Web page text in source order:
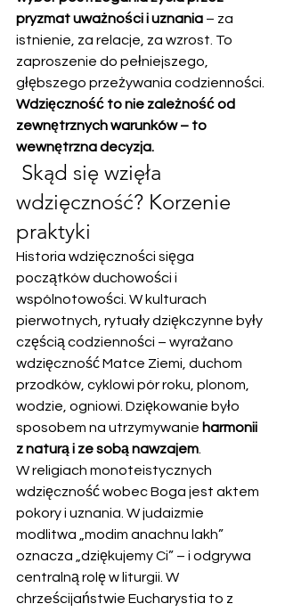
pryzmat uważności i uznania – za
istnienie, za relacje, za wzrost. To
zaproszenie do pełniejszego,
głębszego przeżywania codzienności.
Wdzięczność to nie zależność od
zewnętrznych warunków – to
wewnętrzna decyzja.
wdzięczność? Korzenie
praktyki
Historia wdzięczności sięga
początków duchowości i
wspólnotowości. W kulturach
pierwotnych, rytuały dziękczynne były
częścią codzienności – wyrażano
wdzięczność Matce Ziemi, duchom
przodków, cyklowi pór roku, plonom,
wodzie, ogniowi. Dziękowanie było
sposobem na utrzymywanie harmonii
z naturą i ze sobą nawzajem
W religiach monoteistycznych
wdzięczność wobec Boga jest aktem
pokory i uznania. W judaizmie
modlitwa „modim anachnu lakh”
oznacza „dziękujemy Ci” – i odgrywa
centralną rolę w liturgii. W
chrześcijaństwie Eucharystia to z